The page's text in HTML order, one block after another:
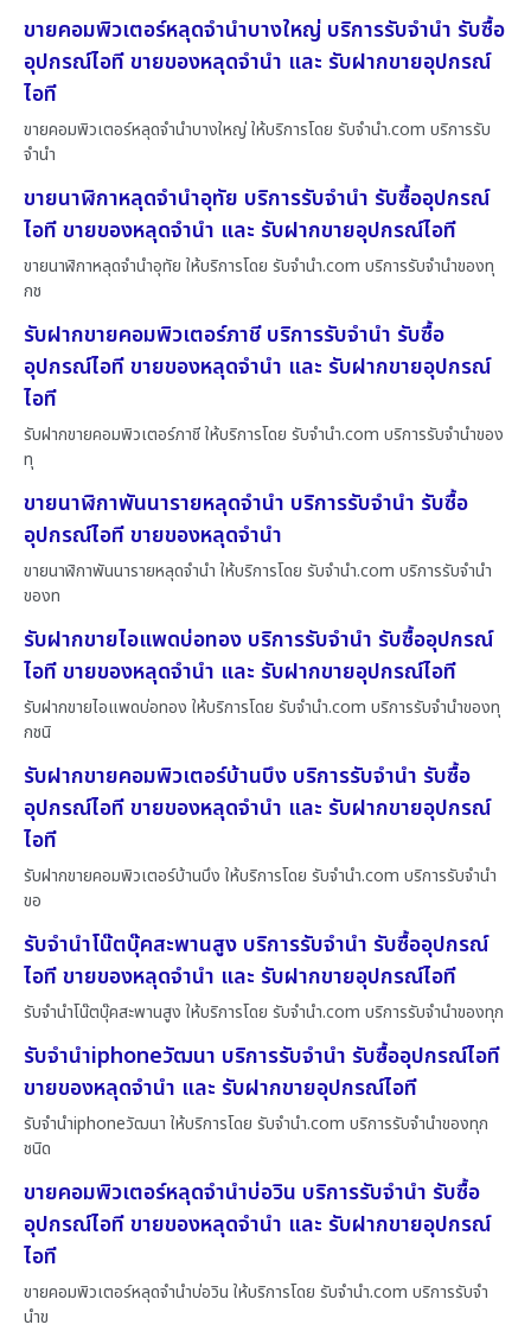
ขายคอมพิวเตอร์หลุดจำนำบางใหญ่ บริการรับจำนำ รับซื้อ
อุปกรณ์ไอที ขายของหลุดจำนำ และ รับฝากขายอุปกรณ์
ไอที
ขายคอมพิวเตอร์หลุดจำนำบางใหญ่ ให้บริการโดย รับจํานํา.com บริการรับ
จำนำ
ขายนาฬิกาหลุดจำนำอุทัย บริการรับจำนำ รับซื้ออุปกรณ์
ไอที ขายของหลุดจำนำ และ รับฝากขายอุปกรณ์ไอที
ขายนาฬิกาหลุดจำนำอุทัย ให้บริการโดย รับจํานํา.com บริการรับจำนำของทุ
กช
รับฝากขายคอมพิวเตอร์ภาชี บริการรับจำนำ รับซื้อ
อุปกรณ์ไอที ขายของหลุดจำนำ และ รับฝากขายอุปกรณ์
ไอที
รับฝากขายคอมพิวเตอร์ภาชี ให้บริการโดย รับจํานํา.com บริการรับจำนำของ
ทุ
ขายนาฬิกาพันนารายหลุดจำนำ บริการรับจำนำ รับซื้อ
อุปกรณ์ไอที ขายของหลุดจำนำ
ขายนาฬิกาพันนารายหลุดจำนำ ให้บริการโดย รับจํานํา.com บริการรับจำนำ
ของท
รับฝากขายไอแพดบ่อทอง บริการรับจำนำ รับซื้ออุปกรณ์
ไอที ขายของหลุดจำนำ และ รับฝากขายอุปกรณ์ไอที
รับฝากขายไอแพดบ่อทอง ให้บริการโดย รับจํานํา.com บริการรับจำนำของทุ
กชนิ
รับฝากขายคอมพิวเตอร์บ้านบึง บริการรับจำนำ รับซื้อ
อุปกรณ์ไอที ขายของหลุดจำนำ และ รับฝากขายอุปกรณ์
ไอที
รับฝากขายคอมพิวเตอร์บ้านบึง ให้บริการโดย รับจํานํา.com บริการรับจำนำ
ขอ
รับจำนำโน๊ตบุ๊คสะพานสูง บริการรับจำนำ รับซื้ออุปกรณ์
ไอที ขายของหลุดจำนำ และ รับฝากขายอุปกรณ์ไอที
รับจำนำโน๊ตบุ๊คสะพานสูง ให้บริการโดย รับจํานํา.com บริการรับจำนำของทุก
รับจำนำiphoneวัฒนา บริการรับจำนำ รับซื้ออุปกรณ์ไอที
ขายของหลุดจำนำ และ รับฝากขายอุปกรณ์ไอที
รับจำนำiphoneวัฒนา ให้บริการโดย รับจํานํา.com บริการรับจำนำของทุก
ชนิด
ขายคอมพิวเตอร์หลุดจำนำบ่อวิน บริการรับจำนำ รับซื้อ
อุปกรณ์ไอที ขายของหลุดจำนำ และ รับฝากขายอุปกรณ์
ไอที
ขายคอมพิวเตอร์หลุดจำนำบ่อวิน ให้บริการโดย รับจํานํา.com บริการรับจำ
นำข